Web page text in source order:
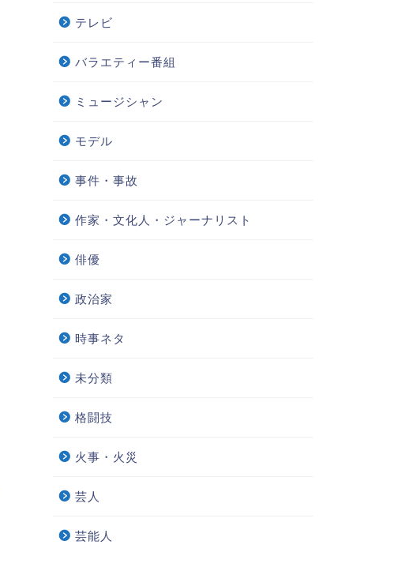
テレビ
バラエティー番組
ミュージシャン
モデル
事件・事故
作家・文化人・ジャーナリスト
俳優
政治家
時事ネタ
未分類
格闘技
火事・火災
芸人
芸能人